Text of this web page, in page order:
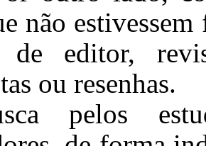
não
de editor,
ou resenhas.
pelos